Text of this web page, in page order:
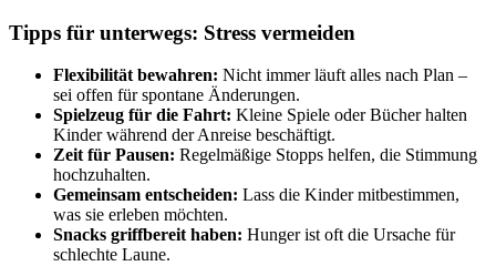
Tipps für unterwegs: Stress vermeiden
Flexibilität bewahren: Nicht immer läuft alles nach Plan –
sei offen für spontane Änderungen.
Spielzeug für die Fahrt: Kleine Spiele oder Bücher halten
Kinder während der Anreise beschäftigt.
Zeit für Pausen: Regelmäßige Stopps helfen, die Stimmung
hochzuhalten.
Gemeinsam entscheiden: Lass die Kinder mitbestimmen,
was sie erleben möchten.
Snacks griffbereit haben: Hunger ist oft die Ursache für
schlechte Laune.